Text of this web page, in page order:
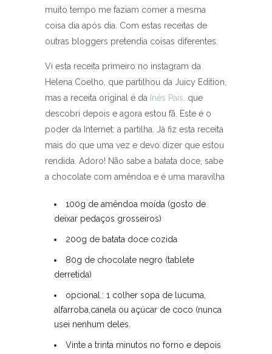
muito tempo me faziam comer a mesma
coisa dia após dia. Com estas receitas de
outras bloggers pretendia coisas diferentes.
Vi esta receita primeiro no instagram da
Helena Coelho, que partilhou da Juicy Edition,
mas a receita original é da Inês Pais, que
descobri depois e agora estou fã. Este é o
poder da Internet: a partilha. Já fiz esta receita
mais do que uma vez e devo dizer que estou
rendida. Adoro! Não sabe a batata doce, sabe
a chocolate com amêndoa e é uma maravilha
100g de amêndoa moída (gosto de
deixar pedaços grosseiros)
200g de batata doce cozida
80g de chocolate negro (tablete
derretida)
opcional.: 1 colher sopa de lucuma,
alfarroba,canela ou açúcar de coco (nunca
usei nenhum deles.
Vinte a trinta minutos no forno e depois